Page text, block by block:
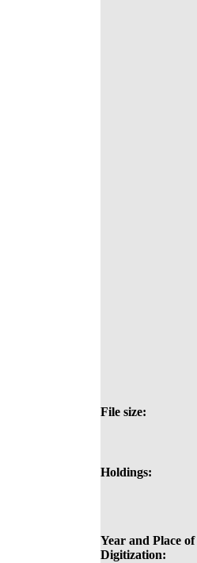
File size:
Holdings:
Year and Place of
Digitization: